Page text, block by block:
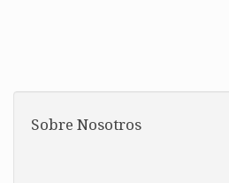
Sobre Nosotros